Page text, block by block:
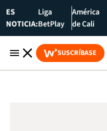
ES
NOTICIA:
Liga
BetPlay
América
de Cali
SUSCRÍBASE